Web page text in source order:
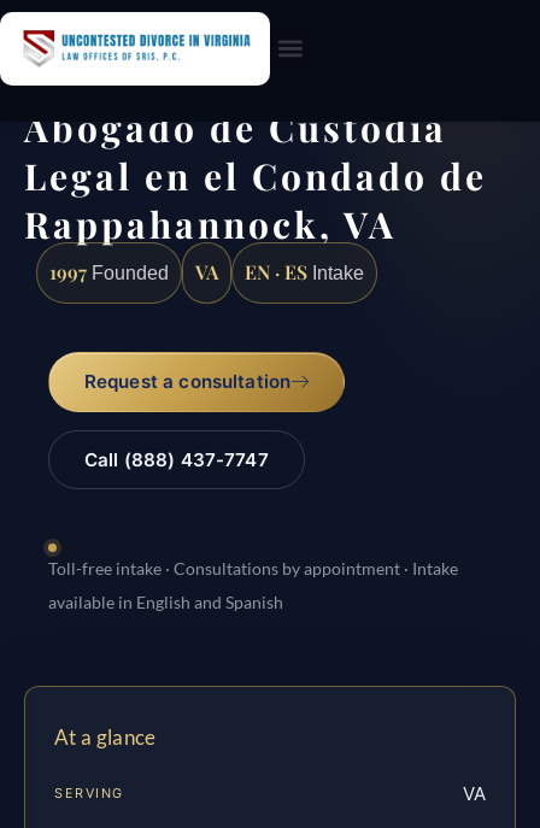
Abogado de Custodia
Legal en el Condado de
Rappahannock, VA
1997 Founded VA EN · ES Intake
Request a consultation
Call (888) 437-7747
Toll-free intake · Consultations by appointment · Intake
available in English and Spanish
At a glance
SERVING VA